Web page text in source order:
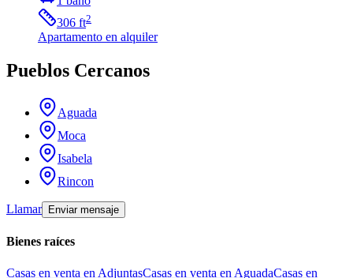
306 ft2
Apartamento en alquiler
Pueblos Cercanos
Aguada
Moca
Isabela
Rincon
Llamar Enviar mensaje
Bienes raíces
Casas en venta en AdjuntasCasas en venta en AguadaCasas en